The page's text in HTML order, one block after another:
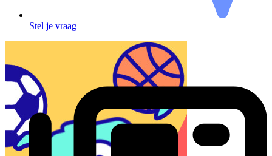
Stel je vraag